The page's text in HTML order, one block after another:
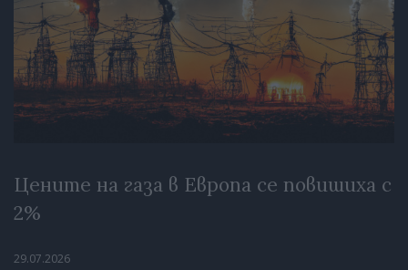
Цените на газа в Европа се повишиха с
2%
29.07.2026